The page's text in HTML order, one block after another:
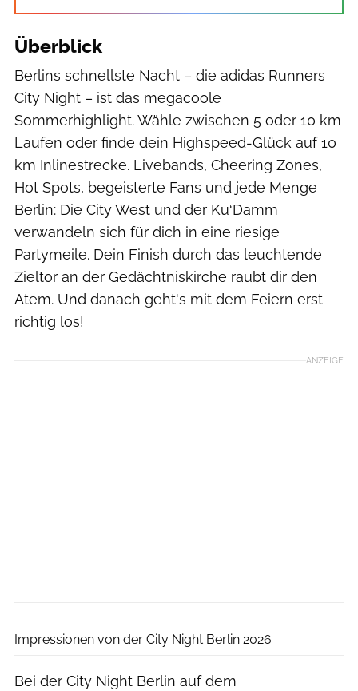
Überblick
Berlins schnellste Nacht – die adidas Runners
City Night – ist das megacoole
Sommerhighlight. Wähle zwischen 5 oder 10 km
Laufen oder finde dein Highspeed-Glück auf 10
km Inlinestrecke. Livebands, Cheering Zones,
Hot Spots, begeisterte Fans und jede Menge
Berlin: Die City West und der Ku‘Damm
verwandeln sich für dich in eine riesige
Partymeile. Dein Finish durch das leuchtende
Zieltor an der Gedächtniskirche raubt dir den
Atem. Und danach geht's mit dem Feiern erst
richtig los!
ANZEIGE
Impressionen von der City Night Berlin 2026
Bei der City Night Berlin auf dem